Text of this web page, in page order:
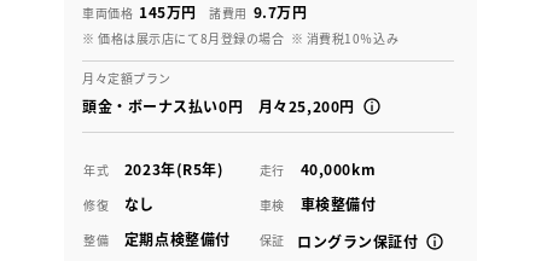
車両価格 145万円 諸費用 9.7万円
※ 価格は展示店にて8月登録の場合 ※ 消費税10％込み
月々定額プラン
頭金・ボーナス払い0円 月々25,200円
年式 2023年(R5年) 走行 40,000km
修復 なし 車検 車検整備付
整備 定期点検整備付 保証 ロングラン保証付